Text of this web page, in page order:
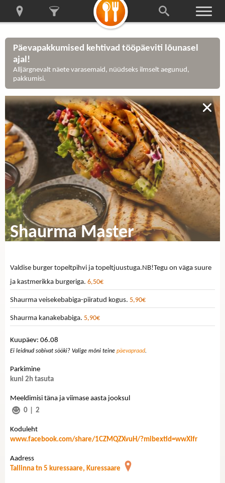
Päevapakkumised kehtivad tööpäeviti lõunasel
ajal!
Alljärgnevalt näete varasemaid, nüüdseks ilmselt aegunud,
pakkumisi.
Shaurma Master
Valdise burger topeltpihvi ja topeltjuustuga.NB!Tegu on väga suure
ja kastmerikka burgeriga. 6,50€
Shaurma veisekebabiga-piiratud kogus. 5,90€
Shaurma kanakebabiga. 5,90€
Kuupäev: 06.08
Ei leidnud sobivat sööki? Valige mõni teine päevapraad.
Parkimine
kuni 2h tasuta
Meeldimisi täna ja viimase aasta jooksul
0
2
Koduleht
www.facebook.com/share/1CZMQZXvuH/?mibextid=wwXIfr
Aadress
Tallinna tn 5 kuressaare, Kuressaare